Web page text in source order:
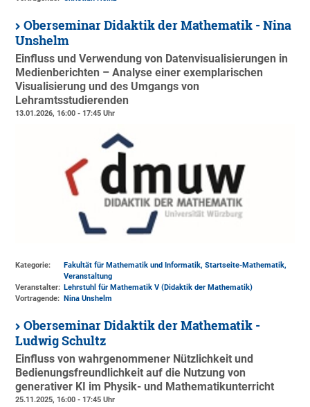
Oberseminar Didaktik der Mathematik - Nina
Unshelm
Einfluss und Verwendung von Datenvisualisierungen in
Medienberichten – Analyse einer exemplarischen
Visualisierung und des Umgangs von
Lehramtsstudierenden
13.01.2026, 16:00 - 17:45 Uhr
Kategorie:
Fakultät für Mathematik und Informatik, Startseite-Mathematik,
Veranstaltung
Veranstalter: Lehrstuhl für Mathematik V (Didaktik der Mathematik)
Vortragende:
Nina Unshelm
Oberseminar Didaktik der Mathematik -
Ludwig Schultz
Einfluss von wahrgenommener Nützlichkeit und
Bedienungsfreundlichkeit auf die Nutzung von
generativer KI im Physik- und Mathematikunterricht
25.11.2025, 16:00 - 17:45 Uhr